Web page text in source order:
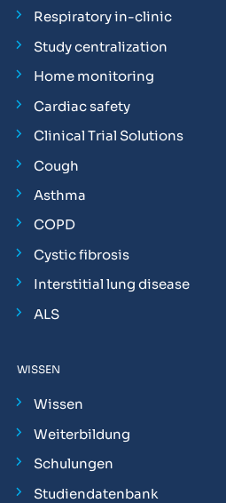
Respiratory in-clinic
Study centralization
Home monitoring
Cardiac safety
Clinical Trial Solutions
Cough
Asthma
COPD
Cystic fibrosis
Interstitial lung disease
ALS
WISSEN
Wissen
Weiterbildung
Schulungen
Studiendatenbank